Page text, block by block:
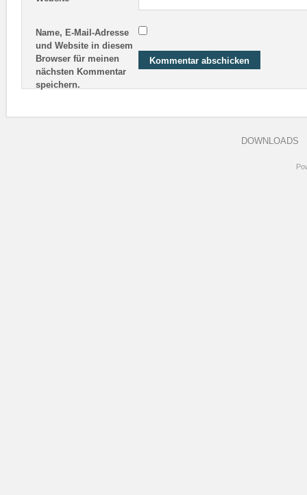
Name, E-Mail-Adresse
und Website in diesem
Browser für meinen
nächsten Kommentar
speichern.
DOWNLOADS